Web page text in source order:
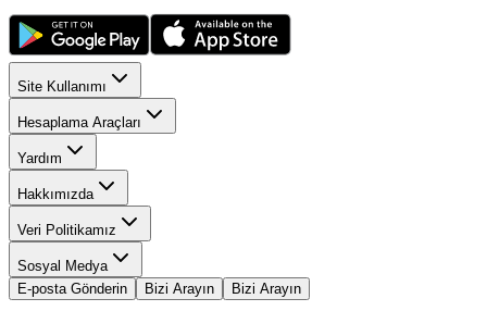
Site Kullanımı
Hesaplama Araçları
Yardım
Hakkımızda
Veri Politikamız
Sosyal Medya
E-posta Gönderin
Bizi Arayın Bizi Arayın